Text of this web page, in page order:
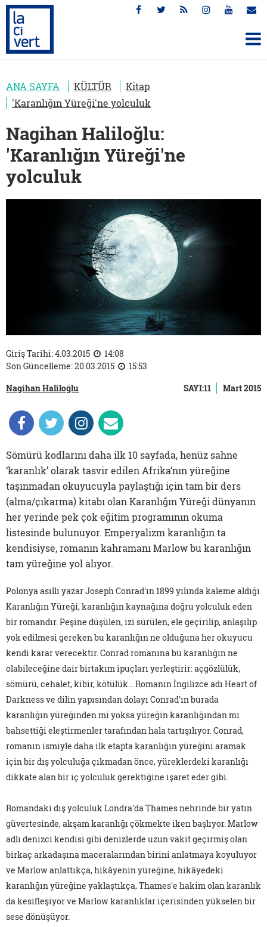
ANA SAYFA KÜLTÜR
Kitap
'Karanlığın Yüreği'ne yolculuk
Nagihan Haliloğlu:
'Karanlığın Yüreği'ne
yolculuk
Giriş Tarihi: 4.03.2015
14:08
Son Güncelleme: 20.03.2015
15:53
Nagihan Haliloğlu
SAYI:11 Mart 2015
Sömürü kodlarını daha ilk 10 sayfada, henüz sahne
‘karanlık’ olarak tasvir edilen Afrika’nın yüreğine
taşınmadan okuyucuyla paylaştığı için tam bir ders
(alma/çıkarma) kitabı olan Karanlığın Yüreği dünyanın
her yerinde pek çok eğitim programının okuma
listesinde bulunuyor. Emperyalizm karanlığın ta
kendisiyse, romanın kahramanı Marlow bu karanlığın
tam yüreğine yol alıyor.
Polonya asıllı yazar Joseph Conrad'ın 1899 yılında kaleme aldığı
Karanlığın Yüreği, karanlığın kaynağına doğru yolculuk eden
bir romandır. Peşine düşülen, izi sürülen, ele geçirilip, anlaşılıp
yok edilmesi gereken bu karanlığın ne olduğuna her okuyucu
kendi karar verecektir. Conrad romanına bu karanlığın ne
olabileceğine dair birtakım ipuçları yerleştirir: açgözlülük,
sömürü, cehalet, kibir, kötülük… Romanın İngilizce adı Heart of
Darkness ve dilin yapısından dolayı Conrad'ın burada
karanlığın yüreğinden mi yoksa yüreğin karanlığından mı
bahsettiği eleştirmenler tarafından hala tartışılıyor. Conrad,
romanın ismiyle daha ilk etapta karanlığın yüreğini aramak
için bir dış yolculuğa çıkmadan önce, yüreklerdeki karanlığı
dikkate alan bir iç yolculuk gerektiğine işaret eder gibi.
Romandaki dış yolculuk Londra'da Thames nehrinde bir yatın
güvertesinde, akşam karanlığı çökmekte iken başlıyor. Marlow
adlı denizci kendisi gibi denizlerde uzun vakit geçirmiş olan
birkaç arkadaşına maceralarından birini anlatmaya koyuluyor
ve Marlow anlattıkça, hikâyenin yüreğine, hikâyedeki
karanlığın yüreğine yaklaştıkça, Thames'e hakim olan karanlık
da kesifleşiyor ve Marlow karanlıklar içerisinden yükselen bir
sese dönüşüyor.